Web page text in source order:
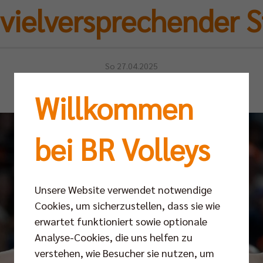
So 27.04.2025
Willkommen
bei BR Volleys
Unsere Website verwendet notwendige
Cookies, um sicherzustellen, dass sie wie
erwartet funktioniert sowie optionale
Analyse-Cookies, die uns helfen zu
verstehen, wie Besucher sie nutzen, um